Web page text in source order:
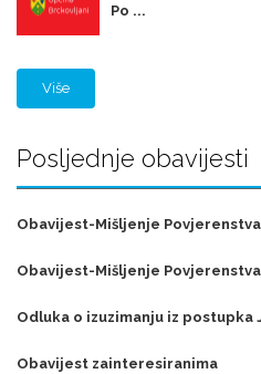
Po ...
Više
Posljednje obavijesti
Obavijest-Mišljenje
Obavijest-Mišljenje
Odluka o izuzimanju iz postupka
Obavijest zainteresiranima